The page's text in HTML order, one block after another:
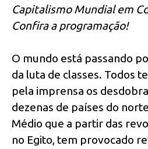
Capitalismo Mundial em
Confira a programação!
O mundo está passando
da luta de classes. Todos
pela imprensa os
dezenas de países do
Médio que a partir das
no Egito, tem provocado